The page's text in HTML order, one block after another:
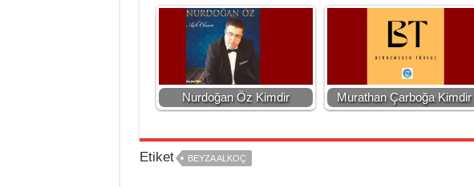
Nurdoğan Öz Kimdir Murathan Çarboğa Kimdir
Etiket BEYZA ALKOÇ